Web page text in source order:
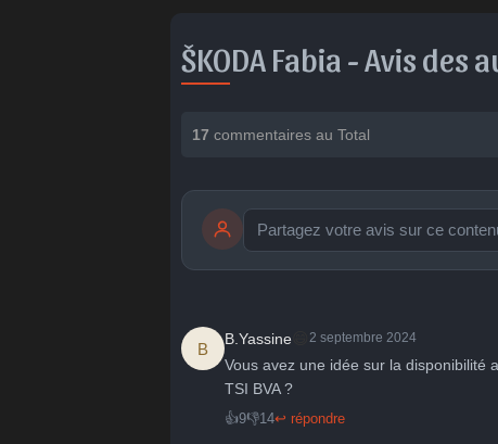
ŠKODA Fabia -Avis des
17 commentaires au Total
🤩
Parfait
👏
Bravo
😄
Réjoui
publication immédiate
B
B.Yassine 2 septembre 2024
Vous avez une idée sur la disponibilité
TSI BVA ?
👍9👎14↩ répondre